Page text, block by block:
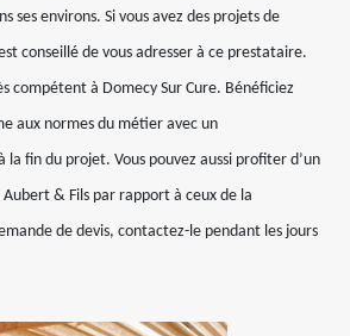
ses environs. Si vous avez des projets de
conseillé de vous adresser à ce prestataire.
compétent à Domecy Sur Cure. Bénéficiez
aux normes du métier avec un
la fin du projet. Vous pouvez aussi profiter d’un
& Fils par rapport à ceux de la
de devis, contactez-le pendant les jours